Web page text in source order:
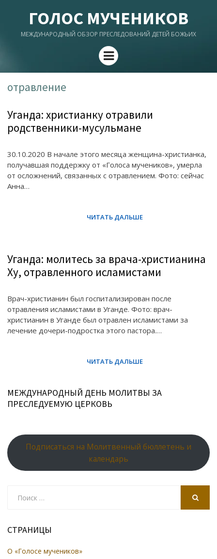
ГОЛОС МУЧЕНИКОВ
МЕЖДУНАРОДНЫЙ ОБЗОР ПРЕСЛЕДОВАНИЙ ДЕТЕЙ БОЖЬИХ
Menu
отравление
Уганда: христианку отравили
родственники-мусульмане
30.10.2020 В начале этого месяца женщина-христианка,
получавшая поддержку от «Голоса мучеников», умерла
от осложнений, связанных с отравлением. Фото: сейчас
Анна…
Уганда: молитесь за врача-христианина
Ху, отравленного исламистами
Врач-христианин был госпитализирован после
отравления исламистами в Уганде. Фото: врач-
христианин в Уганде был отравлен исламистами за
лечение дочери-подростка этого пастора.…
МЕЖДУНАРОДНЫЙ ДЕНЬ МОЛИТВЫ ЗА
ПРЕСЛЕДУЕМУЮ ЦЕРКОВЬ
Подписаться на Молитвенный бюллетень и
календарь
СТРАНИЦЫ
О «Голосе мучеников»